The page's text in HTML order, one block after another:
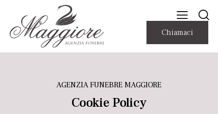
Chiamaci
AGENZIA FUNEBRE MAGGIORE
Cookie Policy